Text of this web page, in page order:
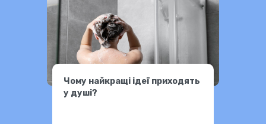
Чому найкращі ідеї приходять
у душі?